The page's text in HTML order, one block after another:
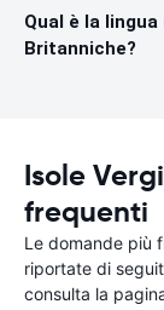
Qual è la
Britanniche?
Isole
frequenti
Le domande più
riportate di
consulta la